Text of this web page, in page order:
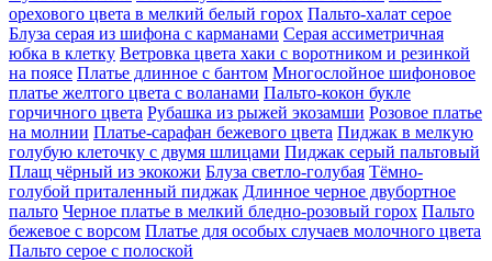
орехового цвета в мелкий белый горох Пальто-халат серое
Блуза серая из шифона с карманами Серая ассиметричная
юбка в клетку Ветровка цвета хаки с воротником и резинкой
на поясе Платье длинное с бантом Многослойное шифоновое
платье желтого цвета с воланами Пальто-кокон букле
горчичного цвета Рубашка из рыжей экозамши Розовое платье
на молнии Платье-сарафан бежевого цвета Пиджак в мелкую
голубую клеточку с двумя шлицами Пиджак серый пальтовый
Плащ чёрный из экокожи Блуза светло-голубая Тёмно-
голубой приталенный пиджак Длинное черное двубортное
пальто Черное платье в мелкий бледно-розовый горох Пальто
бежевое с ворсом Платье для особых случаев молочного цвета
Пальто серое с полоской